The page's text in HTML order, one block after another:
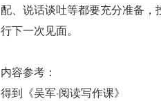
配、说话谈吐等都要充分准备
行下一次见面。
内容参考：
得到《吴军·阅读写作课》